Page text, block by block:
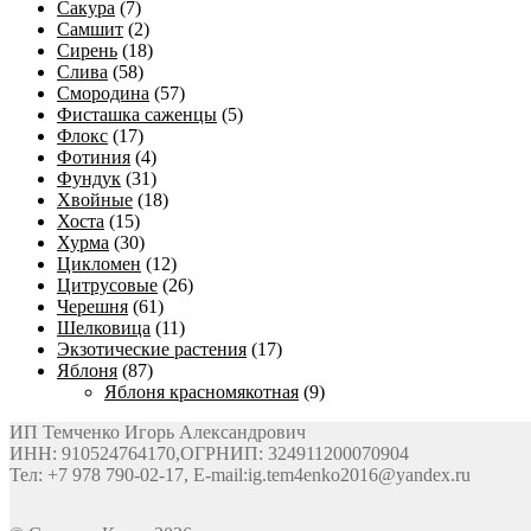
Сакура (7)
Самшит (2)
Сирень (18)
Слива (58)
Смородина (57)
Фисташка саженцы (5)
Флокс (17)
Фотиния (4)
Фундук (31)
Хвойные (18)
Хоста (15)
Хурма (30)
Цикломен (12)
Цитрусовые (26)
Черешня (61)
Шелковица (11)
Экзотические растения (17)
Яблоня (87)
Яблоня красномякотная (9)
ИП Темченко Игорь Александрович
ИНН: 910524764170,ОГРНИП: 324911200070904
Тел: +7 978 790-02-17, E-mail:ig.tem4enko2016@yandex.ru